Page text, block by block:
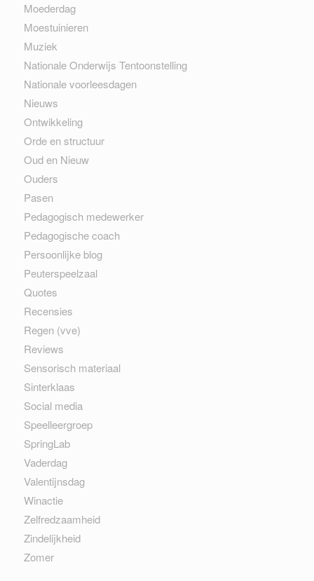
Moederdag
Moestuinieren
Muziek
Nationale Onderwijs Tentoonstelling
Nationale voorleesdagen
Nieuws
Ontwikkeling
Orde en structuur
Oud en Nieuw
Ouders
Pasen
Pedagogisch medewerker
Pedagogische coach
Persoonlijke blog
Peuterspeelzaal
Quotes
Recensies
Regen (vve)
Reviews
Sensorisch materiaal
Sinterklaas
Social media
Speelleergroep
SpringLab
Vaderdag
Valentijnsdag
Winactie
Zelfredzaamheid
Zindelijkheid
Zomer